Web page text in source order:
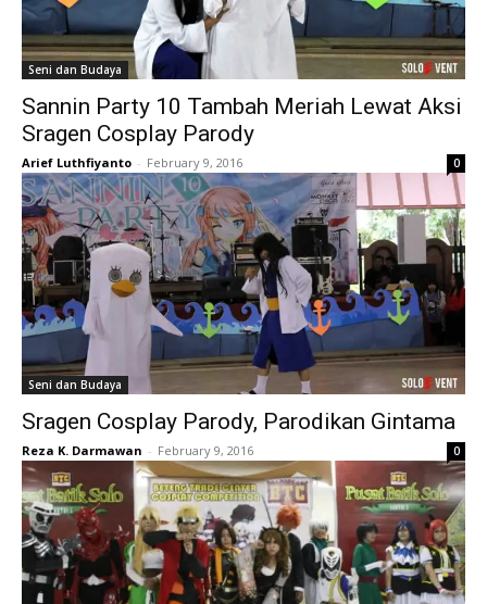
Seni dan Budaya
Sannin Party 10 Tambah Meriah Lewat Aksi
Sragen Cosplay Parody
Arief Luthfiyanto - February 9, 2016 0
Seni dan Budaya
Sragen Cosplay Parody, Parodikan Gintama
Reza K. Darmawan - February 9, 2016 0